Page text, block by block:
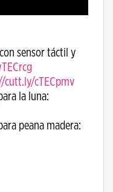
sensor táctil y
cutt.ly/cTECpmv
la luna:
peana madera: